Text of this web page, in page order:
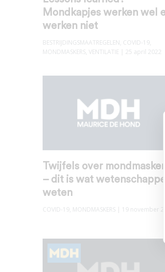
Mondkapjes werken wel
werken niet
BESTRIJDINGSMAATREGELEN, COVID-19,
MONDMASKERS, VENTILATIE | 25 april 2022
Twijfels over mondmaskers
– dit is wat
weten
COVID-19, MONDMASKERS | 19 november